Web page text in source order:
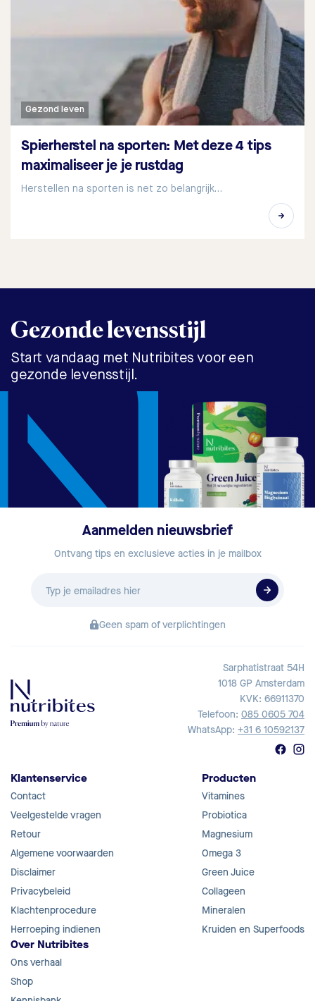
Gezond leven
Spierherstel na sporten: Met deze 4 tips
maximaliseer je je rustdag
Herstellen na sporten is net zo belangrijk…
Gezonde levensstijl
Start vandaag met Nutribites voor een
gezonde levensstijl.
Aanmelden nieuwsbrief
Ontvang tips en exclusieve acties in je mailbox
Geen spam of verplichtingen
Sarphatistraat 54H
1018 GP Amsterdam
KVK: 66911370
Telefoon: 085 0605 704
WhatsApp: +31 6 10592137
Klantenservice
Contact
Veelgestelde vragen
Retour
Algemene voorwaarden
Disclaimer
Privacybeleid
Klachtenprocedure
Herroeping indienen
Producten
Vitamines
Probiotica
Magnesium
Omega 3
Green Juice
Collageen
Mineralen
Kruiden en Superfoods
Over Nutribites
Ons verhaal
Shop